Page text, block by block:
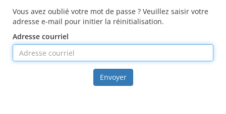
Vous avez oublié votre mot de passe ? Veuillez saisir votre
adresse e-mail pour initier la réinitialisation.
Adresse courriel
Envoyer